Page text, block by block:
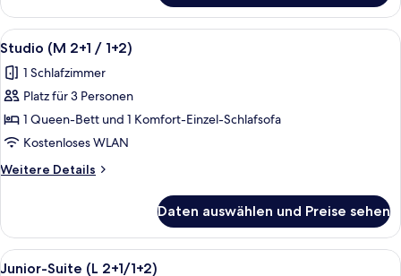
Alle
Fotos
für
Studio
(M
2+1
/
1+2)
Eine Küche mit Kaffeemaschine,
5
Studio (M 2+1 / 1+2)
1 Schlafzimmer
Platz für 3 Personen
1 Queen-Bett und 1 Komfort-Einzel-Schlafsofa
Kostenloses WLAN
Weitere Details
Weitere
(M
2+1
/
Daten auswählen und Preise sehen
Alle
Ein modernes Wohnzimmer mit
21
Junior-Suite (L 2+1/1+2)